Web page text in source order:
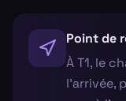
Point de
À T1, le
l’arrivée,